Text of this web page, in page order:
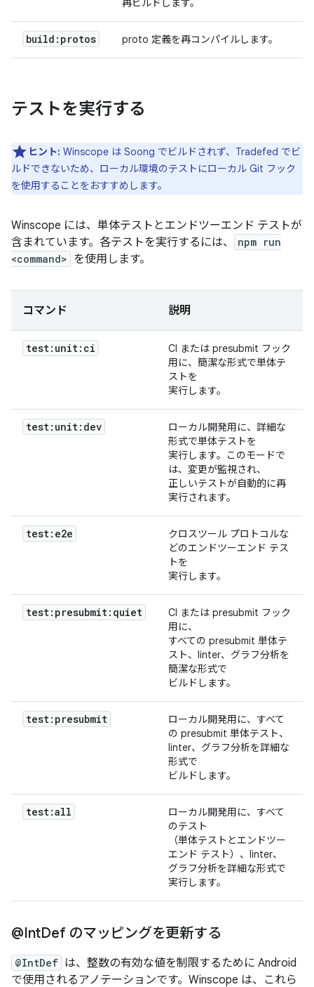
再ビルドします。
build:protos proto 定義を再コンパイルします。
テストを実行する
ヒント: Winscope は Soong でビルドされず、Tradefed でビ
ルドできないため、ローカル環境のテストにローカル Git フック
を使用することをおすすめします。
Winscope には、単体テストとエンドツーエンド テストが
含まれています。各テストを実行するには、
npm run
<command> を使用します。
コマンド 説明
test:unit:ci
CI または presubmit フック
用に、簡潔な形式で単体テ
ストを
実行します。
test:unit:dev
ローカル開発用に、詳細な
形式で単体テストを
実行します。このモードで
は、変更が監視され、
正しいテストが自動的に再
実行されます。
test:e2e
クロスツール プロトコルな
どのエンドツーエンド テス
トを
実行します。
test:presubmit:quiet
CI または presubmit フック
用に、
すべての presubmit 単体テ
スト、linter、グラフ分析を
簡潔な形式で
ビルドします。
test:presubmit
ローカル開発用に、すべて
の presubmit 単体テスト、
linter、グラフ分析を詳細な
形式で
ビルドします。
test:all
ローカル開発用に、すべて
のテスト
（単体テストとエンドツー
エンド テスト）、linter、
グラフ分析を詳細な形式で
実行します。
@IntDef のマッピングを更新する
@IntDef は、整数の有効な値を制限するために Android
で使用されるアノテーションです。Winscope は、これら